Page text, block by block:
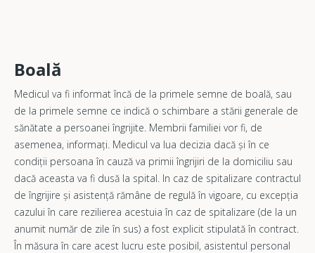
Boală
Medicul va fi informat încă de la primele semne de boală, sau
de la primele semne ce indică o schimbare a stării generale de
sănătate a persoanei îngrijite. Membrii familiei vor fi, de
asemenea, informați. Medicul va lua decizia dacă și în ce
condiții persoana în cauză va primii îngrijiri de la domiciliu sau
dacă aceasta va fi dusă la spital. In caz de spitalizare contractul
de îngrijire și asistență rămâne de regulă în vigoare, cu excepția
cazului în care rezilierea acestuia în caz de spitalizare (de la un
anumit număr de zile în sus) a fost explicit stipulată în contract.
În măsura în care acest lucru este posibil, asistentul personal